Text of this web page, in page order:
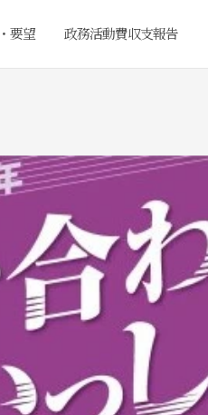
要望 政務活動費収支報告